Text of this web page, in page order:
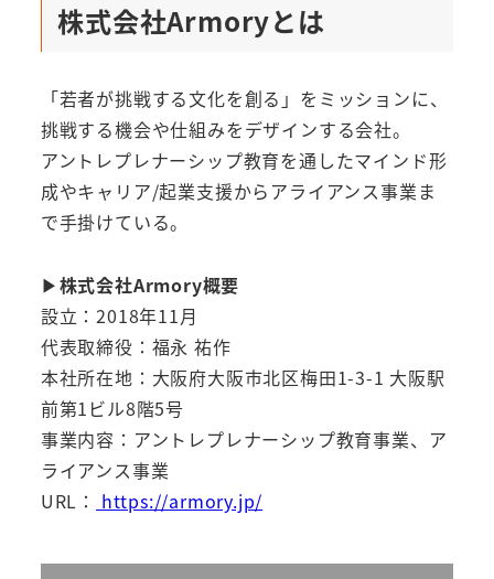
株式会社Armoryとは
「若者が挑戦する文化を創る」をミッションに、
挑戦する機会や仕組みをデザインする会社。
アントレプレナーシップ教育を通したマインド形
成やキャリア/起業支援からアライアンス事業ま
で手掛けている。
▶︎株式会社Armory概要
設立：2018年11月
代表取締役：福永 祐作
本社所在地：大阪府大阪市北区梅田1-3-1 大阪駅
前第1ビル8階5号
事業内容：アントレプレナーシップ教育事業、ア
ライアンス事業
URL： https://armory.jp/